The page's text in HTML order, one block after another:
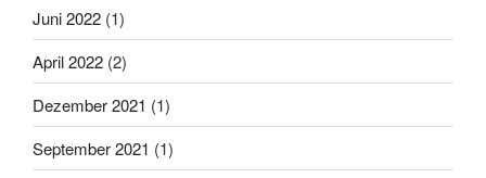
Juni 2022 (1)
April 2022 (2)
Dezember 2021 (1)
September 2021 (1)